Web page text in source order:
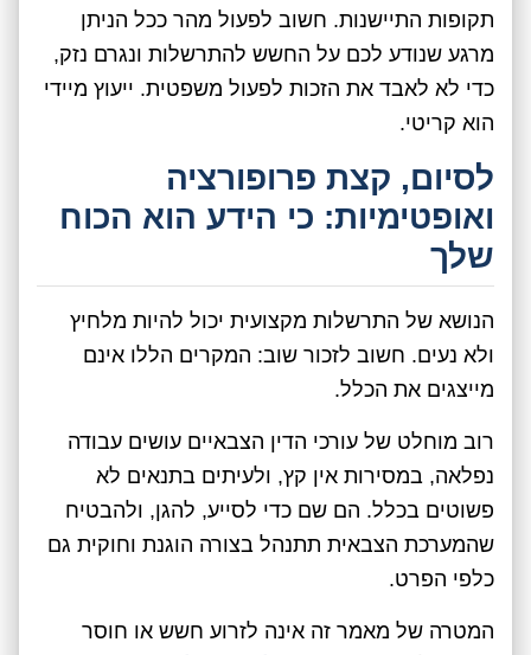
תקופות התיישנות. חשוב לפעול מהר ככל הניתן
מרגע שנודע לכם על החשש להתרשלות ונגרם נזק,
כדי לא לאבד את הזכות לפעול משפטית. ייעוץ מיידי
הוא קריטי.
לסיום, קצת פרופורציה
ואופטימיות: כי הידע הוא הכוח
שלך
הנושא של התרשלות מקצועית יכול להיות מלחיץ
ולא נעים. חשוב לזכור שוב: המקרים הללו אינם
מייצגים את הכלל.
רוב מוחלט של עורכי הדין הצבאיים עושים עבודה
נפלאה, במסירות אין קץ, ולעיתים בתנאים לא
פשוטים בכלל. הם שם כדי לסייע, להגן, ולהבטיח
שהמערכת הצבאית תתנהל בצורה הוגנת וחוקית גם
כלפי הפרט.
המטרה של מאמר זה אינה לזרוע חשש או חוסר